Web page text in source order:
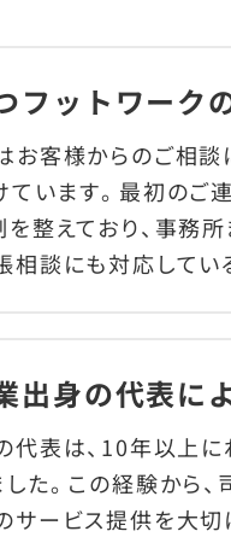
フットワーク
お客様からのご相談
ています。最初の
整えており、事務
相談にも対応してい
出身の代表に
代表は、10年以上
た。この経験から
サービス提供を大切